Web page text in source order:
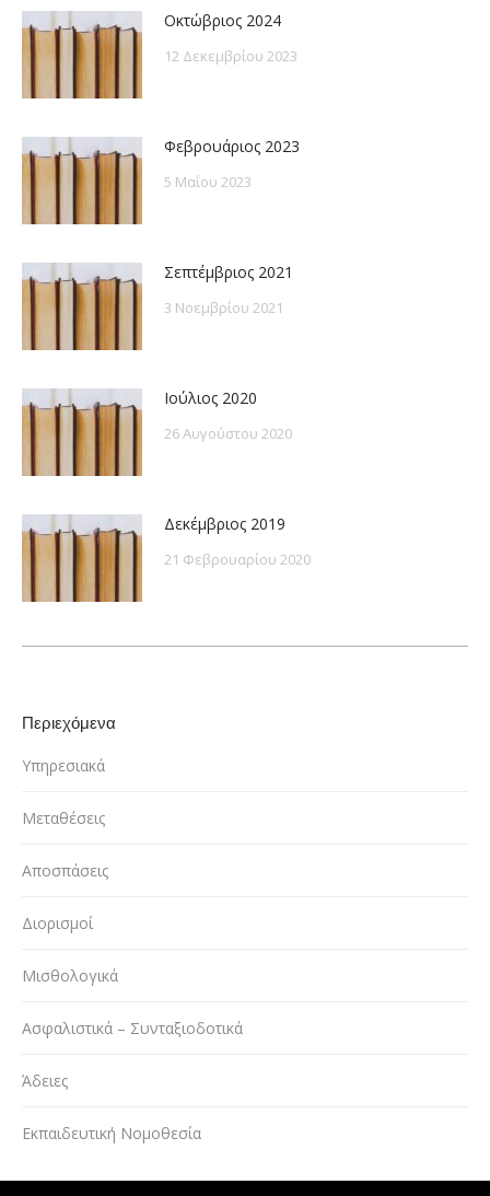
Οκτώβριος 2024
12 Δεκεμβρίου 2023
Φεβρουάριος 2023
5 Μαΐου 2023
Σεπτέμβριος 2021
3 Νοεμβρίου 2021
Ιούλιος 2020
26 Αυγούστου 2020
Δεκέμβριος 2019
21 Φεβρουαρίου 2020
Περιεχόμενα
Υπηρεσιακά
Μεταθέσεις
Αποσπάσεις
Διορισμοί
Μισθολογικά
Ασφαλιστικά – Συνταξιοδοτικά
Άδειες
Εκπαιδευτική Νομοθεσία